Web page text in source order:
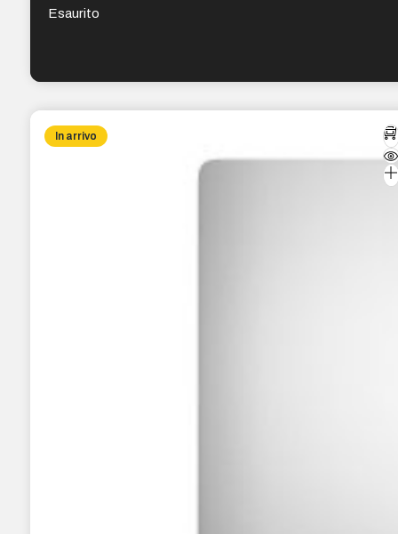
Esaurito
In arrivo